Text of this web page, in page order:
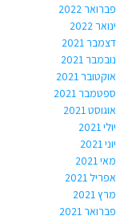
פברואר 2022
ינואר 2022
דצמבר 2021
נובמבר 2021
אוקטובר 2021
ספטמבר 2021
אוגוסט 2021
יולי 2021
יוני 2021
מאי 2021
אפריל 2021
מרץ 2021
פברואר 2021